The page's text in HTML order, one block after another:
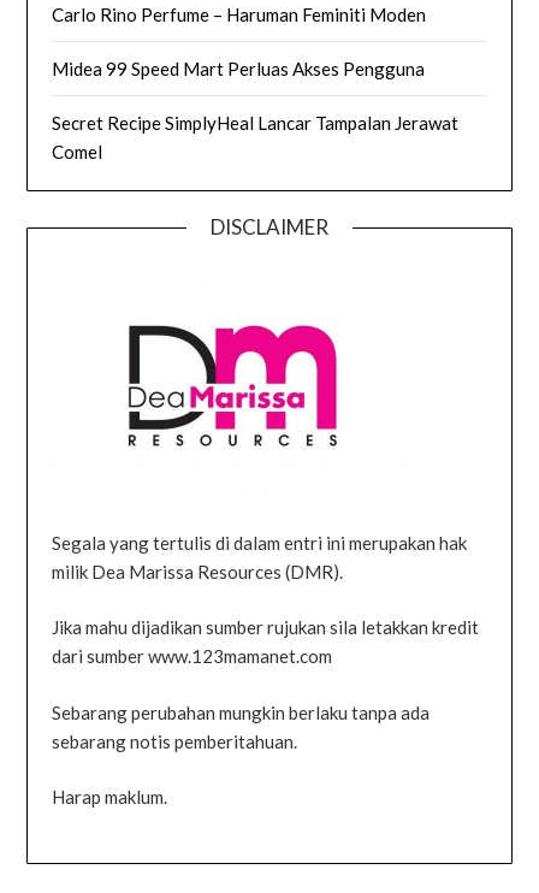
Carlo Rino Perfume – Haruman Feminiti Moden
Midea 99 Speed Mart Perluas Akses Pengguna
Secret Recipe SimplyHeal Lancar Tampalan Jerawat
Comel
DISCLAIMER
Segala yang tertulis di dalam entri ini merupakan hak
milik Dea Marissa Resources (DMR).
Jika mahu dijadikan sumber rujukan sila letakkan kredit
dari sumber www.123mamanet.com
Sebarang perubahan mungkin berlaku tanpa ada
sebarang notis pemberitahuan.
Harap maklum.